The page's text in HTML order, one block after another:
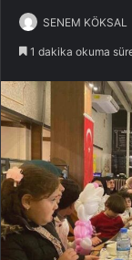
SENEM KÖKSAL
1 dakika okuma